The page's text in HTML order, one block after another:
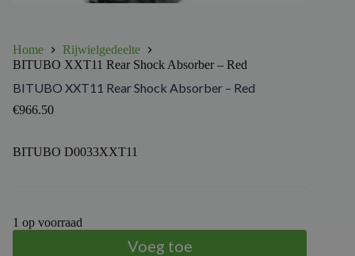
Home
Rijwielgedeelte
BITUBO XXT11 Rear Shock Absorber – Red
BITUBO XXT11 Rear Shock Absorber – Red
€966.50
BITUBO D0033XXT11
1 op voorraad
Voeg toe